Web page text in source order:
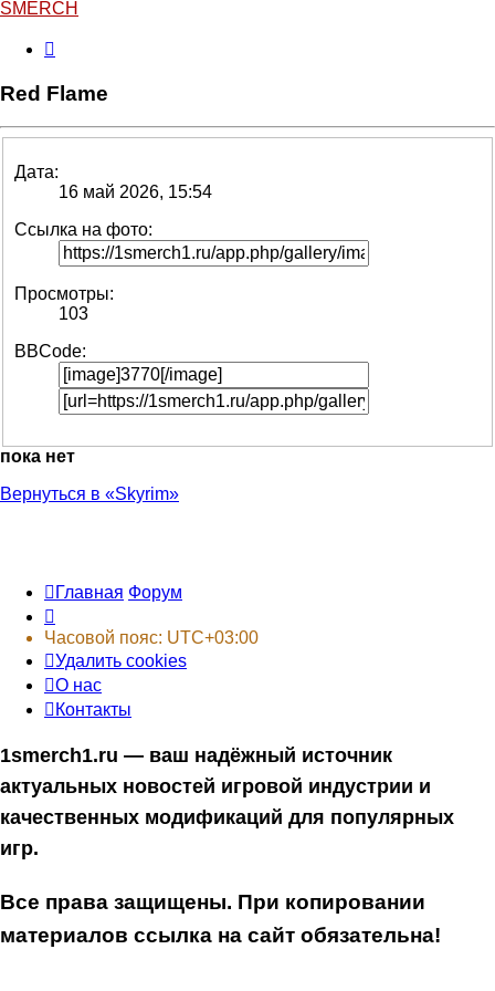
SMERCH
Red Flame
Дата:
16 май 2026, 15:54
Ссылка на фото:
Просмотры:
103
BBCode:
пока нет
Вернуться в «Skyrim»
Главная Форум
Часовой пояс: UTC+03:00
Удалить cookies
О нас
Контакты
1smerch1.ru — ваш надёжный источник
актуальных новостей игровой индустрии и
качественных модификаций для популярных
игр.
Все права защищены. При копировании
материалов ссылка на сайт обязательна!